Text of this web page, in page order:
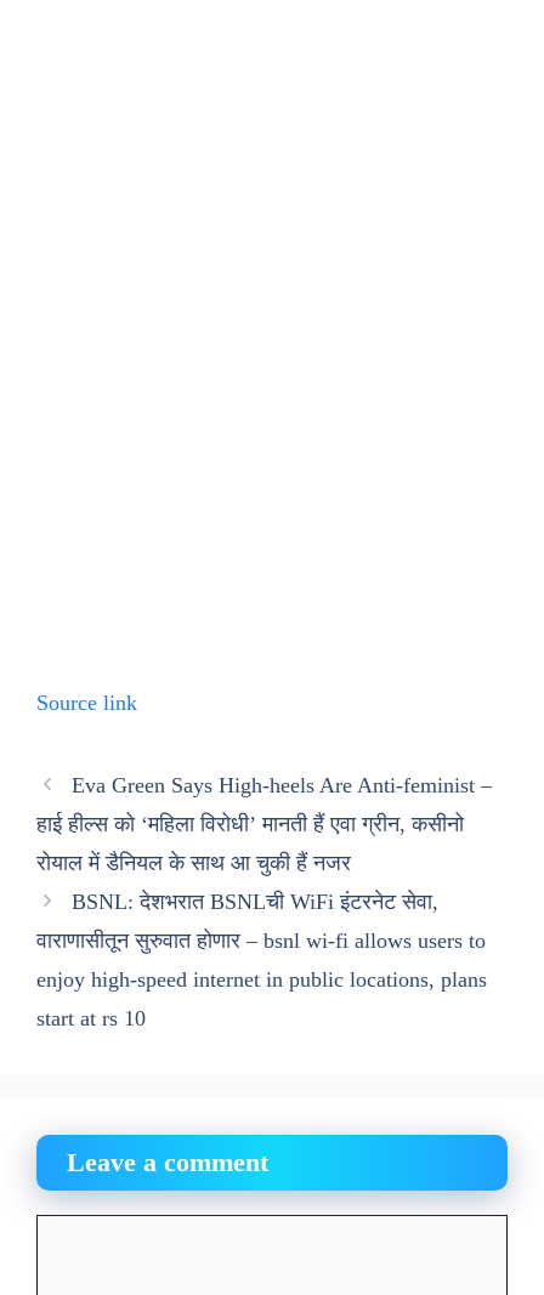
Source link
Eva Green Says High-heels Are Anti-feminist –
हाई हील्स को ‘महिला विरोधी’ मानती हैं एवा ग्रीन, कसीनो
रोयाल में डैनियल के साथ आ चुकी हैं नजर
BSNL: देशभरात BSNLची WiFi इंटरनेट सेवा,
वाराणासीतून सुरुवात होणार – bsnl wi-fi allows users to
enjoy high-speed internet in public locations, plans
start at rs 10
Leave a comment